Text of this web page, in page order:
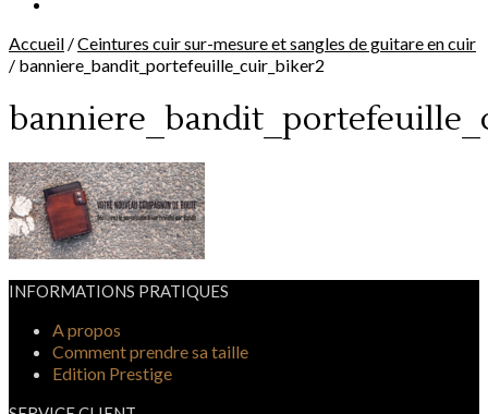
Accueil /Ceintures cuir sur-mesure et sangles de guitare en cuir
/ banniere_bandit_portefeuille_cuir_biker2
INFORMATIONS PRATIQUES
A propos
Comment prendre sa taille
Edition Prestige